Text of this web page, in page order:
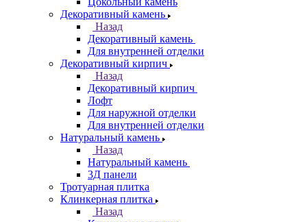
Декоративный камень
Назад
Декоративный камень
Для внутренней отделки
Декоративный кирпич
Назад
Декоративный кирпич
Лофт
Для наружной отделки
Для внутренней отделки
Натуральный камень
Назад
Натуральный камень
3Д панели
Тротуарная плитка
Клинкерная плитка
Назад